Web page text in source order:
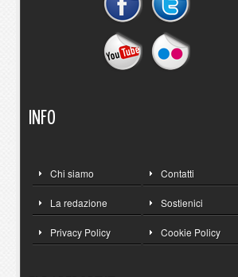
INFO
Chi siamo Contatti
La redazione Sostienici
Privacy Policy Cookie Policy